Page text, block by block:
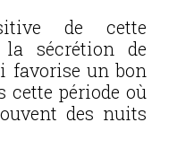
de cette
sécrétion de
favorise un bon
cette période où
des nuits